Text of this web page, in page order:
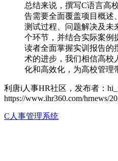
总结来说，撰写C语言高
告需要全面覆盖项目概述
测试过程、问题解决及未
个环节，并结合实际案例
读者全面掌握实训报告的
术的进步，我们相信高校
化和高效化，为高校管理
利唐i人事HR社区，发布者：
https://www.ihr360.com/hrnews/
C人事管理系统